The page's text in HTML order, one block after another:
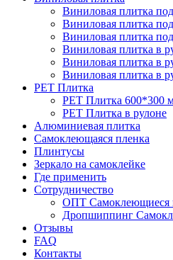
Виниловая плитка
Виниловая плитка
Виниловая плитка
Виниловая плитка в
Виниловая плитка в
Виниловая плитка в
PET Плитка
PET Плитка 600*300
PET Плитка в рулоне
Алюминиевая плитка
Самоклеющаяся пленка
Плинтусы
Зеркало на самоклейке
Где применить
Сотрудничество
ОПТ Самоклеющиеся
Дропшиппинг
Отзывы
FAQ
Контакты